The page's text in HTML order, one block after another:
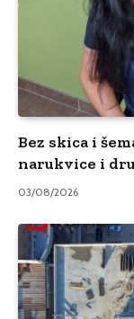
Bez skica i
narukvice i
03/08/2026